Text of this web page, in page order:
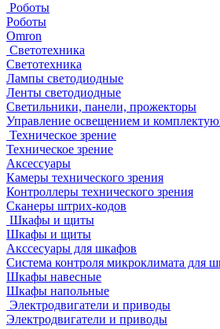
Роботы
Роботы
Omron
Светотехника
Светотехника
Лампы светодиодные
Ленты светодиодные
Светильники, панели, прожекторы
Управление освещением и
Техническое зрение
Техническое зрение
Аксессуары
Камеры технического зрения
Контроллеры технического зрения
Сканеры штрих-кодов
Шкафы и щиты
Шкафы и щиты
Акссесуары для шкафов
Система контроля микроклимата для
Шкафы навесные
Шкафы напольные
Электродвигатели и приводы
Электродвигатели и приводы